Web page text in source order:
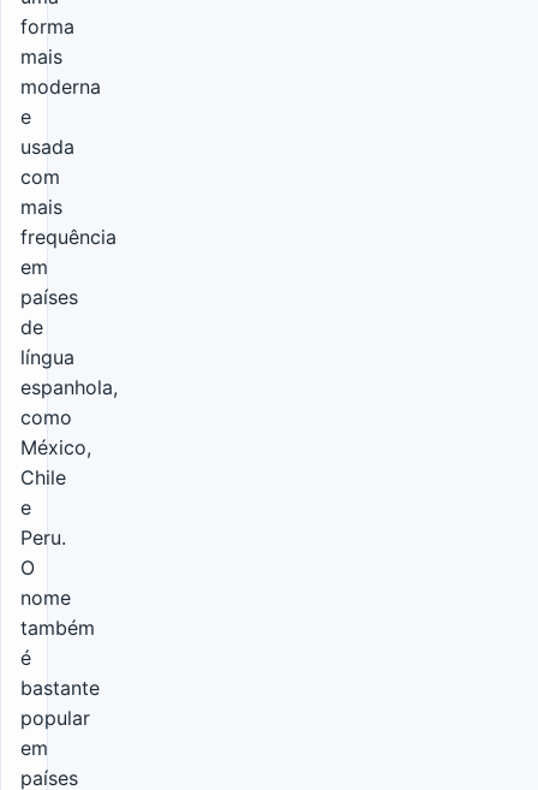
forma
mais
moderna
e
usada
com
mais
frequência
em
países
de
língua
espanhola,
como
México,
Chile
e
Peru.
O
nome
também
é
bastante
popular
em
países